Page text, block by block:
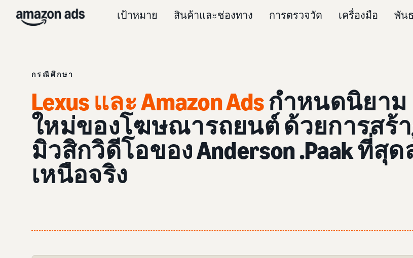
เป้าหมาย สินค้าและช่องทาง การตรวจวัด เครื่องมือ พัน
กรณีศึกษา
Lexus และ Amazon Adsกำหนดนิยาม
ใหม่ของโฆษณารถยนต์ ด้วยการสร้
มิวสิกวิดีโอของ Anderson .Paak ที่สุด
เหนือจริง